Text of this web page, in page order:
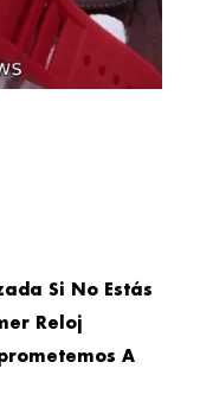
Si No Estás
Reloj
A